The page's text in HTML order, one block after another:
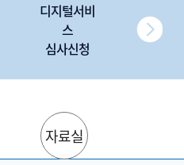
디지털서비
스
심사신청
자료실